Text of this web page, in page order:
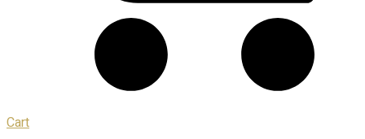
Cart